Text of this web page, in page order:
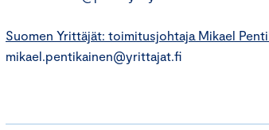
Suomen Yrittäjät: toimitusjohtaja Mikael
mikael.pentikainen@yrittajat.fi